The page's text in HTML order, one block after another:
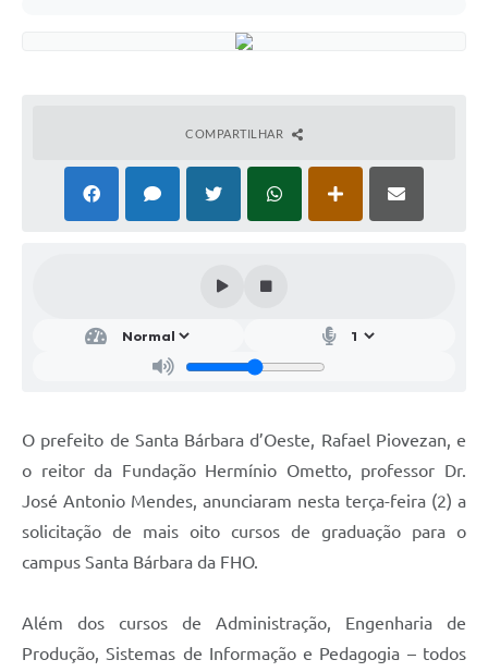
Certidão Negativa de Empresa
Lei Aldir Blanc
Principal
Galeria de Fotos
COMPARTILHAR
O prefeito de Santa Bárbara d’Oeste, Rafael Piovezan, e
o reitor da Fundação Hermínio Ometto, professor Dr.
José Antonio Mendes, anunciaram nesta terça-feira (2) a
solicitação de mais oito cursos de graduação para o
campus Santa Bárbara da FHO.
Além dos cursos de Administração, Engenharia de
Produção, Sistemas de Informação e Pedagogia – todos